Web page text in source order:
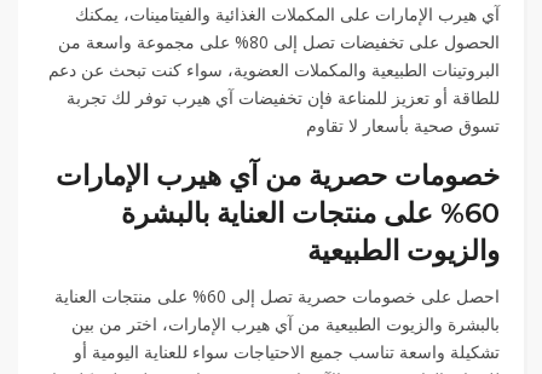
آي هيرب الإمارات على المكملات الغذائية والفيتامينات، يمكنك
الحصول على تخفيضات تصل إلى 80% على مجموعة واسعة من
البروتينات الطبيعية والمكملات العضوية، سواء كنت تبحث عن دعم
للطاقة أو تعزيز للمناعة فإن تخفيضات آي هيرب توفر لك تجربة
تسوق صحية بأسعار لا تقاوم
خصومات حصرية من آي هيرب الإمارات
60% على منتجات العناية بالبشرة
والزيوت الطبيعية
احصل على خصومات حصرية تصل إلى 60% على منتجات العناية
بالبشرة والزيوت الطبيعية من آي هيرب الإمارات، اختر من بين
تشكيلة واسعة تناسب جميع الاحتياجات سواء للعناية اليومية أو